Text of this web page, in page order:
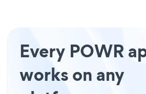
Every POWR
works on any